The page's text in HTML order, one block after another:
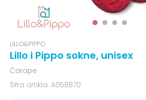
LILLO&PIPPO
Lillo i Pippo sokne, unisex
Čarape
Šifra artikla: A058870